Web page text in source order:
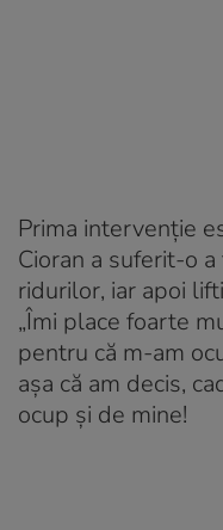
Prima intervenție
Cioran a suferit-o
ridurilor, iar apoi
„Îmi place foarte
pentru că m-am
aşa că am decis,
ocup şi de mine!